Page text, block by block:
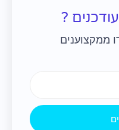
?
ממקצוענים